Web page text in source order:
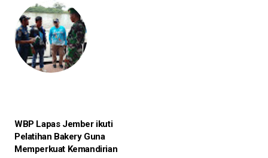
WBP Lapas Jember ikuti
Pelatihan Bakery Guna
Memperkuat Kemandirian